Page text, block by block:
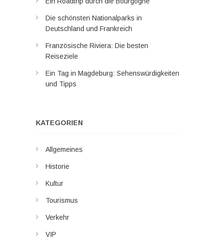
Die schönsten Nationalparks in
Deutschland und Frankreich
Französische Riviera: Die besten
Reiseziele
Ein Tag in Magdeburg: Sehenswürdigkeiten
und Tipps
KATEGORIEN
Allgemeines
Historie
Kultur
Tourismus
Verkehr
VIP